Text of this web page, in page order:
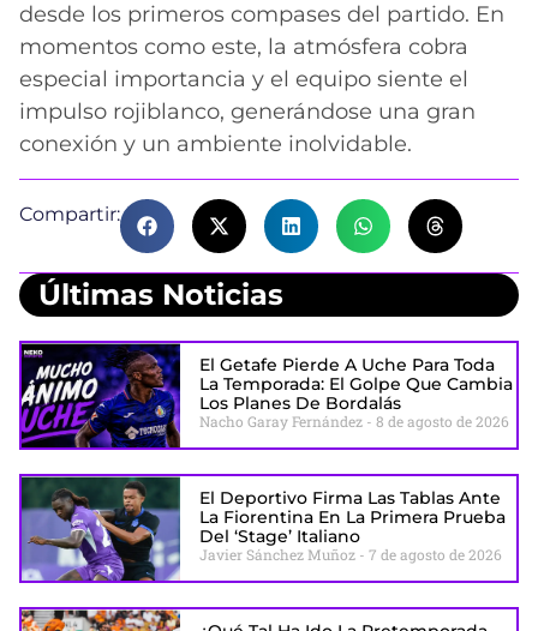
desde los primeros compases del partido. En
momentos como este, la atmósfera cobra
especial importancia y el equipo siente el
impulso rojiblanco, generándose una gran
conexión y un ambiente inolvidable.
Compartir:
Últimas Noticias
El Getafe Pierde A Uche Para Toda
La Temporada: El Golpe Que Cambia
Los Planes De Bordalás
Nacho Garay Fernández 8 de agosto de 2026
El Deportivo Firma Las Tablas Ante
La Fiorentina En La Primera Prueba
Del ‘stage’ Italiano
Javier Sánchez Muñoz 7 de agosto de 2026